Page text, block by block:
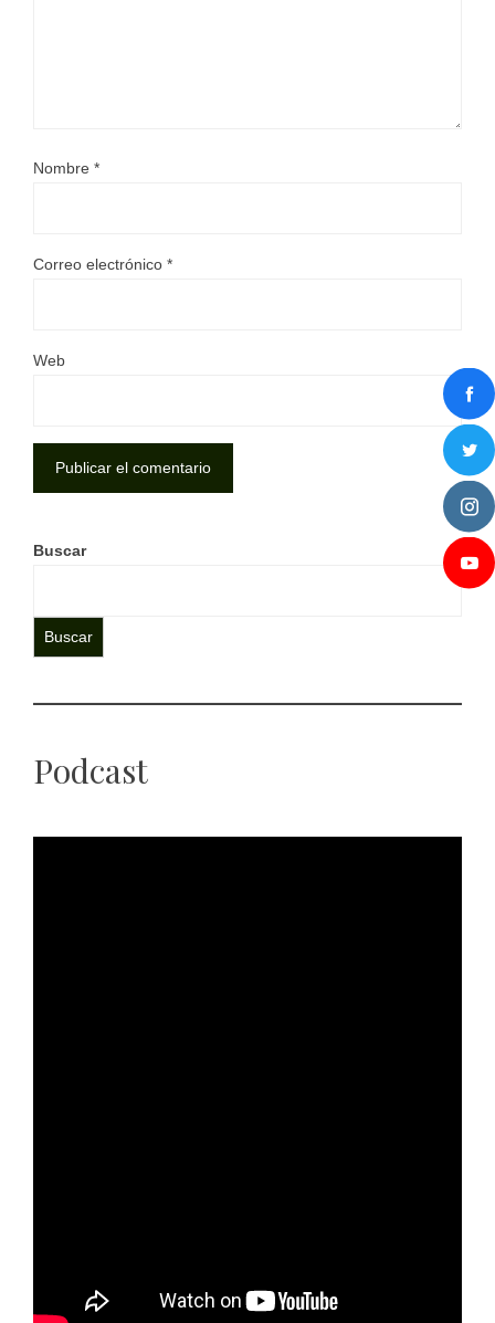
Nombre *
Correo electrónico *
Web
Buscar
Buscar
Podcast